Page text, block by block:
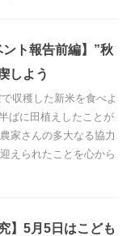
ント報告前編】”秋
しよう
収穫した新米を食べよ
ばに田植えしたことが
家さんの多大なる協力
えられたことを心から
】5月5日はこども